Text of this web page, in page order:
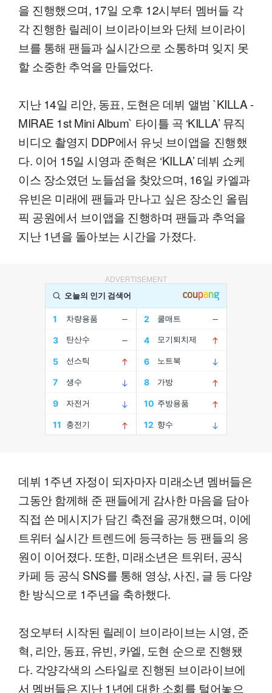
을 진행했으며, 17일 오후 12시부터 멤버들 각
각 진행한 릴레이 브이라이브와 단체 브이라이
브를 통해 팬들과 실시간으로 소통하며 잊지 못
할 소중한 추억을 만들었다.
지난 14일 리안, 동표, 도현은 데뷔 앨범 `KILLA -
MIRAE 1st Mini Album` 타이틀 곡 ‘KILLA’ 뮤직
비디오 촬영지 DDP에서 유닛 브이앱을 진행했
다. 이어 15일 시영과 준혁은 ‘KILLA’ 데뷔 쇼케
이스 장소였던 노들섬을 찾았으며, 16일 카엘과
유빈은 미래에 팬들과 만나고 싶은 장소인 올림
픽 공원에서 브이앱을 진행하며 팬들과 추억을
지난 1년을 돌아보는 시간을 가졌다.
ADVERTISEMENT
데뷔 1주년 자정이 되자마자 미래소년 멤버들은
그동안 함께해 준 팬들에게 감사한 마음을 담아
직접 쓴 메시지가 담긴 축전을 공개했으며, 이에
트위터 실시간 트렌드에 등극하는 등 팬들의 응
원이 이어졌다. 또한, 미래소년은 트위터, 공식
카페 등 공식 SNS를 통해 영상, 사진, 글 등 다양
한 방식으로 1주년을 축하했다.
정오부터 시작된 릴레이 브이라이브는 시영, 준
혁, 리안, 동표, 유빈, 카엘, 도현 순으로 진행됐
다. 각양각색의 스타일로 진행된 브이라이브에
서 멤버들은 지난 1년에 대한 소회를 털어놓으